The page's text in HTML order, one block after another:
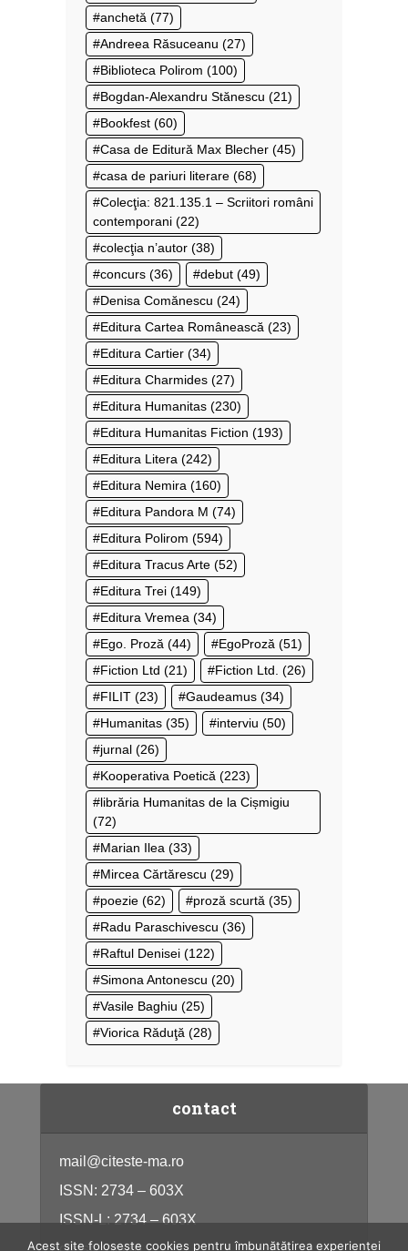
anchetă (77)
Andreea Răsuceanu (27)
Biblioteca Polirom (100)
Bogdan-Alexandru Stănescu (21)
Bookfest (60)
Casa de Editură Max Blecher (45)
casa de pariuri literare (68)
Colecţia: 821.135.1 – Scriitori români
contemporani (22)
colecţia n’autor (38)
concurs (36) debut (49)
Denisa Comănescu (24)
Editura Cartea Românească (23)
Editura Cartier (34)
Editura Charmides (27)
Editura Humanitas (230)
Editura Humanitas Fiction (193)
Editura Litera (242)
Editura Nemira (160)
Editura Pandora M (74)
Editura Polirom (594)
Editura Tracus Arte (52)
Editura Trei (149)
Editura Vremea (34)
Ego. Proză (44) EgoProză (51)
Fiction Ltd (21) Fiction Ltd. (26)
FILIT (23) Gaudeamus (34)
Humanitas (35) interviu (50)
jurnal (26)
Kooperativa Poetică (223)
librăria Humanitas de la Cișmigiu
(72)
Marian Ilea (33)
Mircea Cărtărescu (29)
poezie (62) proză scurtă (35)
Radu Paraschivescu (36)
Raftul Denisei (122)
Simona Antonescu (20)
Vasile Baghiu (25)
Viorica Răduţă (28)
contact
mail@citeste-ma.ro
ISSN: 2734 – 603X
ISSN-L: 2734 – 603X
Acest site folosește cookies pentru îmbunătățirea experienței